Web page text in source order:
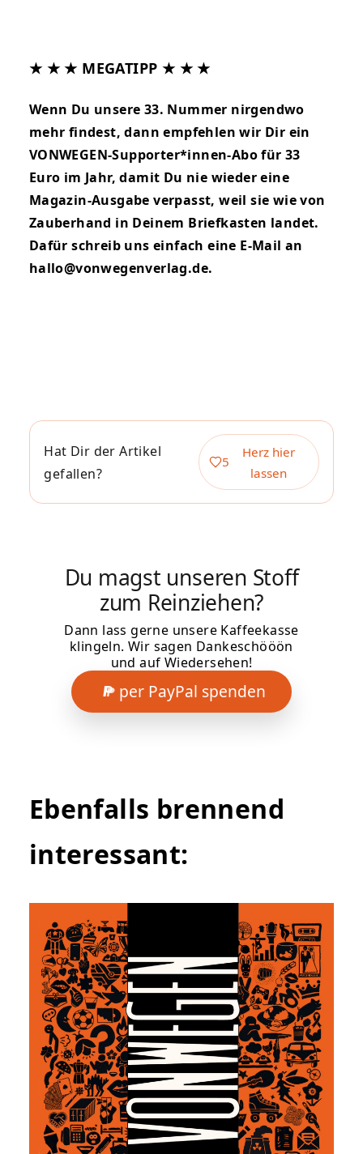
★ ★ ★ MEGATIPP ★ ★ ★
Wenn Du unsere 33. Nummer nirgendwo
mehr findest, dann empfehlen wir Dir ein
VONWEGEN-Supporter*innen-Abo für 33
Euro im Jahr, damit Du nie wieder eine
Magazin-Ausgabe verpasst, weil sie wie von
Zauberhand in Deinem Briefkasten landet.
Dafür schreib uns einfach eine E-Mail an
hallo@vonwegenverlag.de.
Hat Dir der Artikel
gefallen?
5
Herz hier
lassen
Du magst unseren Stoff
zum Reinziehen?
Dann lass gerne unsere Kaffeekasse
klingeln. Wir sagen Dankeschööön
und auf Wiedersehen!
per PayPal spenden
Ebenfalls brennend
interessant: